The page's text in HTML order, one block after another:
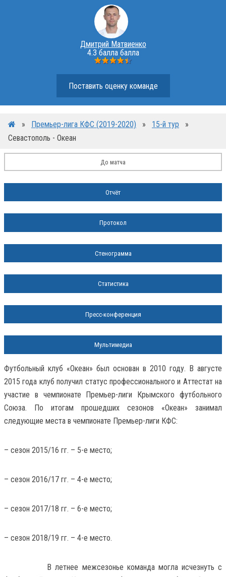
Дмитрий Матвиенко
4.3 балла балла
Поставить оценку команде
» Премьер-лига КФС (2019-2020) » 15-й тур
»
Севастополь - Океан
До матча
Отчёт
Протокол
Стенограмма
Статистика
Пресс-конференция
Мультимедиа
Футбольный клуб «Океан» был основан в 2010 году. В августе
2015 года клуб получил статус профессионального и Аттестат на
участие в чемпионате Премьер-лиги Крымского футбольного
Союза. По итогам прошедших сезонов «Океан» занимал
следующие места в чемпионате Премьер-лиги КФС:
– сезон 2015/16 гг. – 5-е место;
– сезон 2016/17 гг. – 4-е место;
– сезон 2017/18 гг. – 6-е место;
– сезон 2018/19 гг. – 4-е место.
В летнее межсезонье команда могла исчезнуть с